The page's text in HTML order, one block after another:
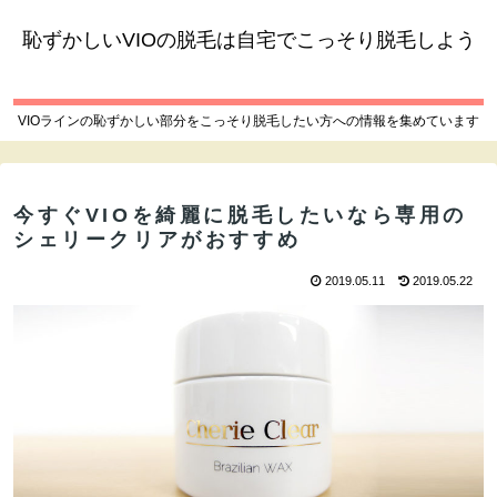
恥ずかしいVIOの脱毛は自宅でこっそり脱毛しよう
VIOラインの恥ずかしい部分をこっそり脱毛したい方への情報を集めています
今すぐVIOを綺麗に脱毛したいなら専用の
シェリークリアがおすすめ
2019.05.11 2019.05.22